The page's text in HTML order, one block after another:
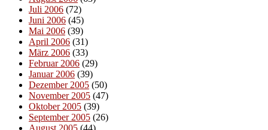
Juli 2006 (72)
Juni 2006 (45)
Mai 2006 (39)
April 2006 (31)
März 2006 (33)
Februar 2006 (29)
Januar 2006 (39)
Dezember 2005 (50)
November 2005 (47)
Oktober 2005 (39)
September 2005 (26)